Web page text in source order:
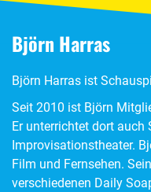
Björn Harras
Björn Harras ist
Seit 2010 ist Björn
Er unterrichtet dort auch
Improvisationstheater.
Film und Fernsehen.
verschiedenen Daily